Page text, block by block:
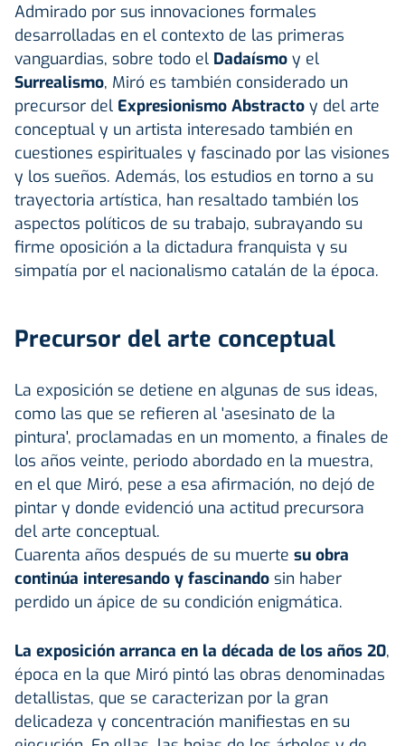
Admirado por sus innovaciones formales
desarrolladas en el contexto de las primeras
vanguardias, sobre todo el Dadaísmo y el
Surrealismo, Miró es también considerado un
precursor del Expresionismo Abstracto y del arte
conceptual y un artista interesado también en
cuestiones espirituales y fascinado por las visiones
y los sueños. Además, los estudios en torno a su
trayectoria artística, han resaltado también los
aspectos políticos de su trabajo, subrayando su
firme oposición a la dictadura franquista y su
simpatía por el nacionalismo catalán de la época.
Precursor del arte conceptual
La exposición se detiene en algunas de sus ideas,
como las que se refieren al 'asesinato de la
pintura', proclamadas en un momento, a finales de
los años veinte, periodo abordado en la muestra,
en el que Miró, pese a esa afirmación, no dejó de
pintar y donde evidenció una actitud precursora
del arte conceptual.
Cuarenta años después de su muerte su obra
continúa interesando y fascinando sin haber
perdido un ápice de su condición enigmática.
La exposición arranca en la década de los años 20,
época en la que Miró pintó las obras denominadas
detallistas, que se caracterizan por la gran
delicadeza y concentración manifiestas en su